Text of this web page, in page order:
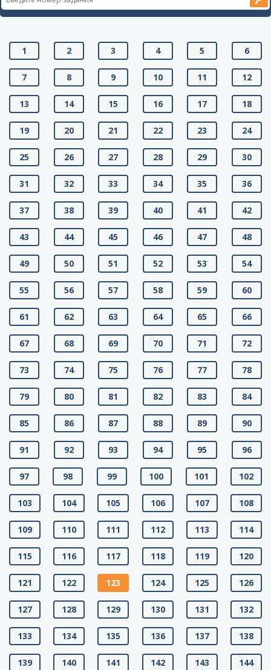
1 2 3 4 5 6
7 8 9 10 11 12
13 14 15 16 17 18
19 20 21 22 23 24
25 26 27 28 29 30
31 32 33 34 35 36
37 38 39 40 41 42
43 44 45 46 47 48
49 50 51 52 53 54
55 56 57 58 59 60
61 62 63 64 65 66
67 68 69 70 71 72
73 74 75 76 77 78
79 80 81 82 83 84
85 86 87 88 89 90
91 92 93 94 95 96
97 98 99 100 101 102
103 104 105 106 107 108
109 110 111 112 113 114
115 116 117 118 119 120
121 122 123 124 125 126
127 128 129 130 131 132
133 134 135 136 137 138
139 140 141 142 143 144